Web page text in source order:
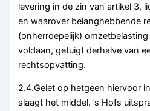
levering in de zin van artikel 3,
en waarover belanghebbende
(onherroepelijk)
voldaan, getuigt derhalve van
rechtsopvatting.
2.4.Gelet op hetgeen hiervoor
slaagt het middel. ’s Hofs